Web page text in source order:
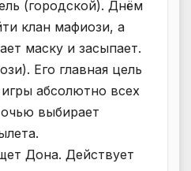
(городской). Днём
клан мафиози, а
маску и засыпает.
Его главная цель
абсолютно всех
выбирает
Дона. Действует